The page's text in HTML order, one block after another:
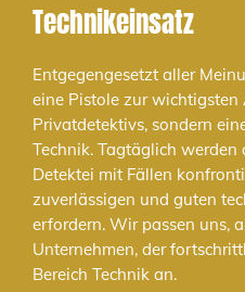
Technikeinsatz
Entgegengesetzt aller
eine Pistole zur wichtigsten
Privatdetektivs, sondern
Technik. Tagtäglich werden
Detektei mit Fällen
zuverlässigen und guten
erfordern. Wir passen uns,
Unternehmen, der
Bereich Technik an.